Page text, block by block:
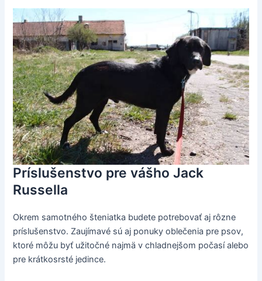
Príslušenstvo pre vášho Jack
Russella
Okrem samotného šteniatka budete potrebovať aj rôzne
príslušenstvo. Zaujímavé sú aj ponuky oblečenia pre psov,
ktoré môžu byť užitočné najmä v chladnejšom počasí alebo
pre krátkosrsté jedince.